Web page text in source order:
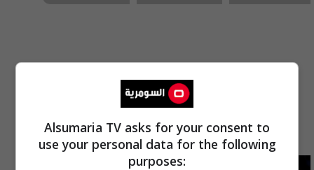
اخترنا لك
Alsumaria TV asks for your consent to
use your personal data for the following
purposes: